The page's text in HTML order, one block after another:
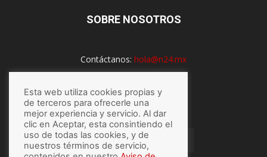
SOBRE NOSOTROS
Contáctanos: hola@n24.mx
SÍGUENOS
Esta web utiliza cookies propias y
de terceros para ofrecerle una
mejor experiencia y servicio. Al dar
clic en Aceptar, esta consintiendo el
uso de todas las cookies, y de
nuestros términos de servicio,